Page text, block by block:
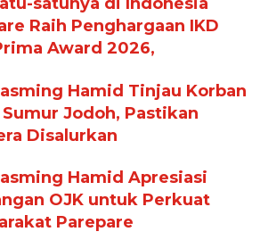
Raih Penghargaan IKD
Award 2026,
Hamid Tinjau Korban
Jodoh, Pastikan
Disalurkan
Hamid Apresiasi
OJK untuk Perkuat
Parepare